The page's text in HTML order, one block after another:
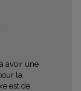
avoir une
la
est de